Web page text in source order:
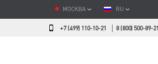
МОСКВА RU
+7 (499) 110-10-21 8 (800) 500-89-21